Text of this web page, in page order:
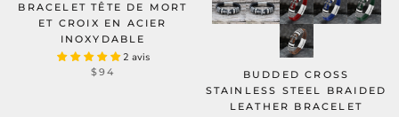
BRACELET TÊTE DE MORT
ET CROIX EN ACIER
INOXYDABLE
2 avis
$94
BUDDED CROSS
STAINLESS STEEL BRAIDED
LEATHER BRACELET